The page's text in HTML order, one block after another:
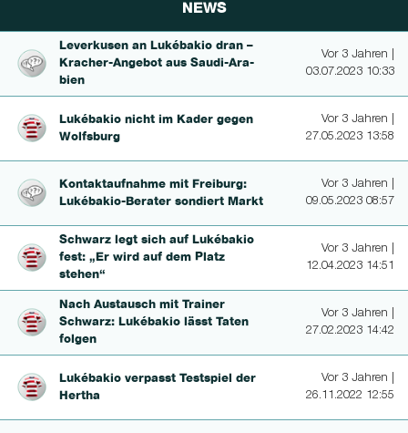
NEWS
Leverkusen an Lukébakio dran –
Kracher-An­ge­bot aus Saudi-Ara­
bien
Vor 3 Jahren |
03.07.2023 10:33
Lukébakio nicht im Kader gegen
Wolfsburg
Vor 3 Jahren |
27.05.2023 13:58
Kon­taktaufnah­me mit Freiburg:
Lukébakio-Bera­ter sondiert Markt
Vor 3 Jahren |
09.05.2023 08:57
Schwarz legt sich auf Lukébakio
fest: „Er wird auf dem Platz
stehen“
Vor 3 Jahren |
12.04.2023 14:51
Nach Austausch mit Trainer
Schwarz: Lukébakio lässt Taten
folgen
Vor 3 Jahren |
27.02.2023 14:42
Lukébakio verpasst Testspiel der
Hertha
Vor 3 Jahren |
26.11.2022 12:55